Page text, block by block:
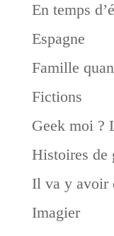
En temps
Espagne
Famille
Fictions
Geek moi ?
Histoires de
Il va y avoir
Imagier